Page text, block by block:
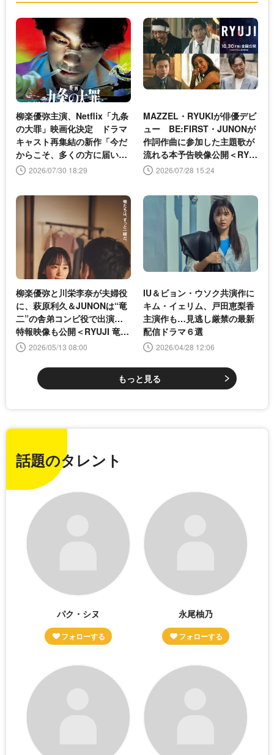
柳楽優弥主演、Netflix「九条
の大罪」映画化決定 ドラマ
キャスト再集結の新作「今だ
からこそ、多くの方に届いて
ほしい」
2026/07/30 18:29
MAZZEL・RYUKIが俳優デビ
ュー BE:FIRST・JUNONが
作詞作曲に参加した主題歌が
流れる本予告映像公開＜RYU
JI 竜二＞
2026/07/28 15:24
柳楽優弥と川栄李奈が夫婦役
に、萩原利久＆JUNONは“竜
二”の舎弟コンビ役で出演…
特報映像も公開＜RYUJI 竜二
＞ 2026/05/13 08:00
IU＆ビョン・ウソク共演作に
キム・イェリム、戸田恵梨香
主演作も…見逃し厳禁の最新
配信ドラマ６選
2026/04/28 12:06
もっと見る
話題のタレント
パク・シヌ 永尾柚乃